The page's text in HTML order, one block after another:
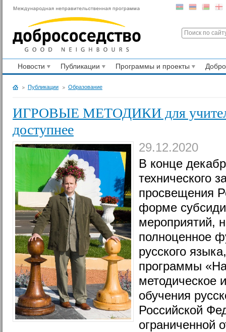
Новости Публикации Программы и проекты
Публикации Образование
ИГРОВЫЕ МЕТОДИКИ для
доступнее
29.12.2020
В конце
технического
просвещения
форме
мероприятий,
полноценное
русского
программы
методическое
обучения
Российской
ограниченной